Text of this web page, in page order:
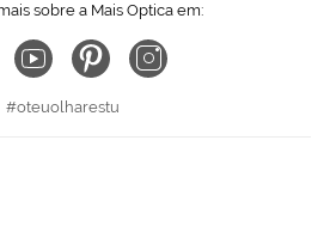
sobre a Mais Optica em:
#oteuolharestu